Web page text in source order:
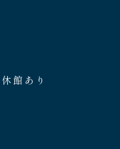
館あり